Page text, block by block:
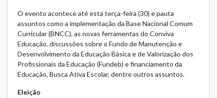
O evento acontece até esta terça-feira (30) e pauta
assuntos como a implementação da Base Nacional Comum
Curricular (BNCC), as novas ferramentas do Conviva
Educação, discussões sobre o Fundo de Manutenção e
Desenvolvimento da Educação Básica e de Valorização dos
Profissionais da Educação (Fundeb) e financiamento da
Educação, Busca Ativa Escolar, dentre outros assuntos.
Eleição